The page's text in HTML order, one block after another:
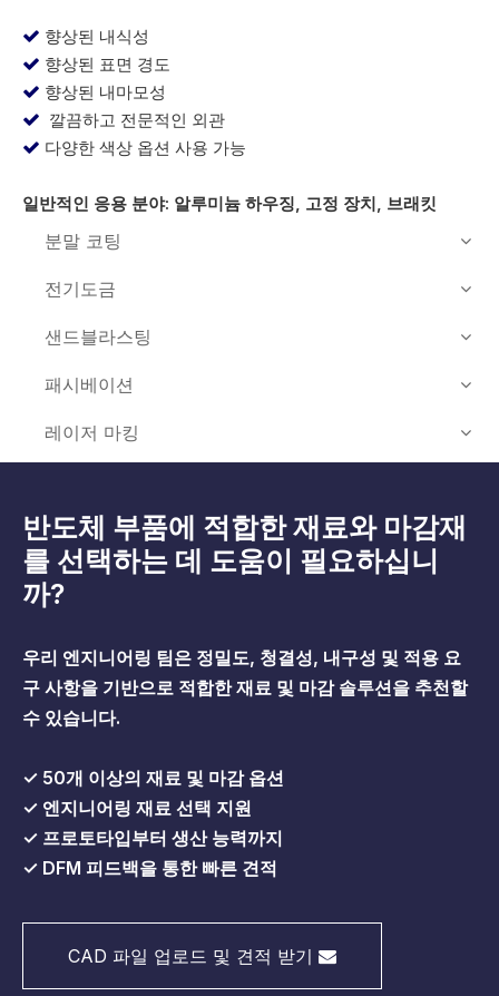
 향상된 내식성
 향상된 표면 경도
 향상된 내마모성
 깔끔하고 전문적인 외관
 다양한 색상 옵션 사용 가능
일반적인 응용 분야: 알루미늄 하우징, 고정 장치, 브래킷
분말 코팅
전기도금
샌드블라스팅
패시베이션
레이저 마킹
반도체 부품에 적합한 재료와 마감재
를 선택하는 데 도움이 필요하십니
까?
우리 엔지니어링 팀은 정밀도, 청결성, 내구성 및 적용 요
구 사항을 기반으로 적합한 재료 및 마감 솔루션을 추천할
수 있습니다.
✓ 50개 이상의 재료 및 마감 옵션
✓ 엔지니어링 재료 선택 지원
✓ 프로토타입부터 생산 능력까지
✓ DFM 피드백을 통한 빠른 견적
CAD 파일 업로드 및 견적 받기